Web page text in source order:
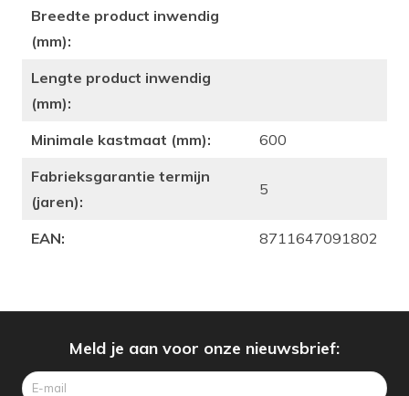
Breedte product inwendig
(mm):
Lengte product inwendig
(mm):
Minimale kastmaat (mm):
600
Fabrieksgarantie termijn
(jaren):
5
EAN: 8711647091802
Meld je aan voor onze nieuwsbrief: